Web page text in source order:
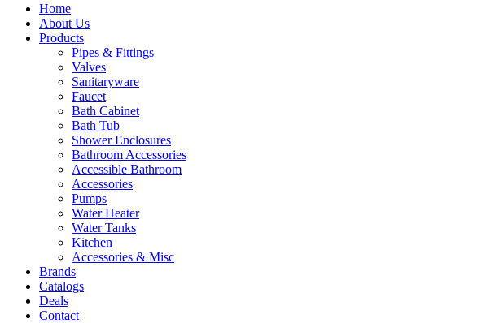
Home
About Us
Products
Pipes & Fittings
Valves
Sanitaryware
Faucet
Bath Cabinet
Bath Tub
Shower Enclosures
Bathroom Accessories
Accessible Bathroom
Accessories
Pumps
Water Heater
Water Tanks
Kitchen
Accessories & Misc
Brands
Catalogs
Deals
Contact